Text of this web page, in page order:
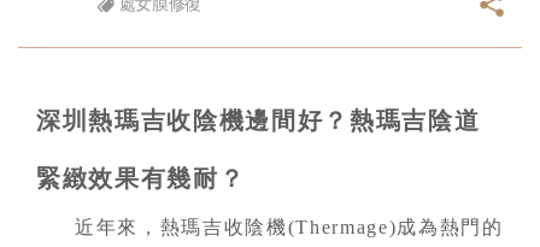
處女膜修復
深圳熱瑪吉收陰機邊間好？熱瑪吉陰道
緊緻效果有幾耐？
近年來，熱瑪吉收陰機(Thermage)成為熱門的